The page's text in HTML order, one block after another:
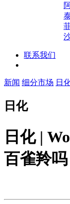
联系我们
新闻 细分市场 日
日化
日化 |
百雀羚吗